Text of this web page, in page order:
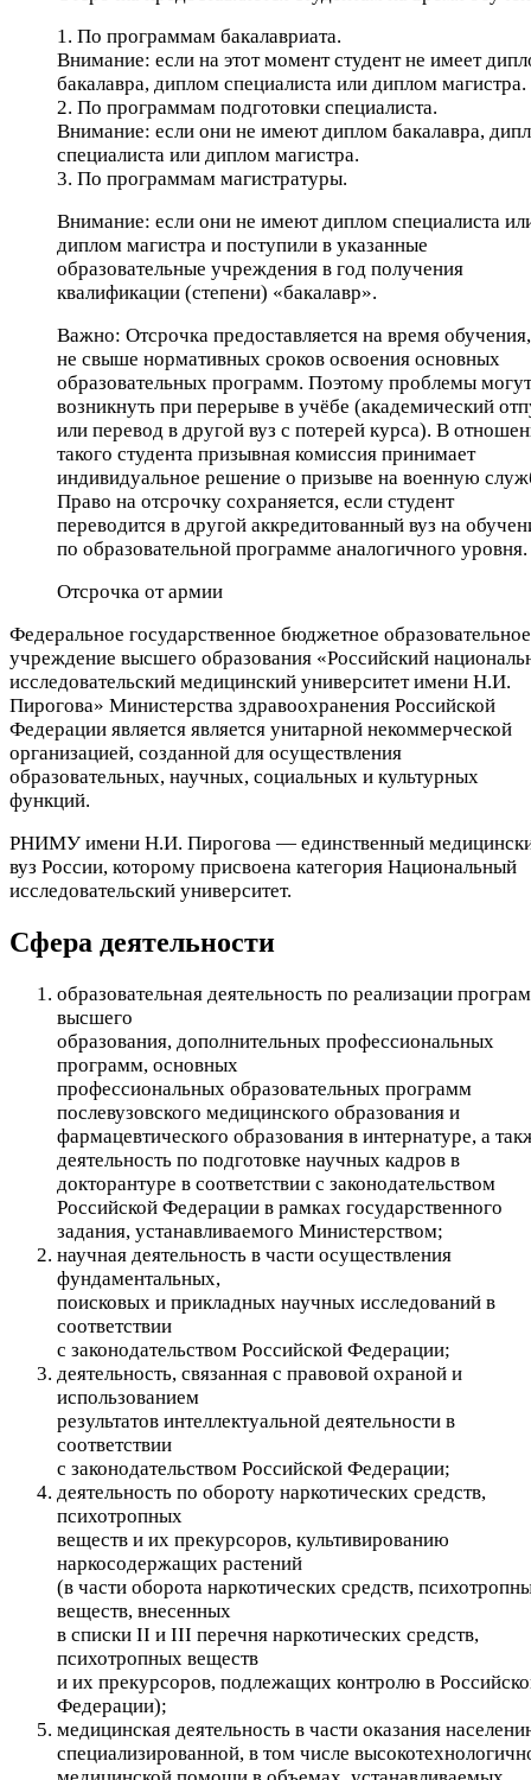
1. По программам бакалавриата.
Внимание: если на этот момент студент не имеет
бакалавра, диплом специалиста или диплом магистра.
2. По программам подготовки специалиста.
Внимание: если они не имеют диплом бакалавра,
специалиста или диплом магистра.
3. По программам магистратуры.
Внимание: если они не имеют диплом специалиста
диплом магистра и поступили в указанные
образовательные учреждения в год получения
квалификации (степени) «бакалавр».
Важно: Отсрочка предоставляется на время
не свыше нормативных сроков освоения основных
образовательных программ. Поэтому проблемы могут
возникнуть при перерыве в учёбе (академический
или перевод в другой вуз с потерей курса). В
такого студента призывная комиссия принимает
индивидуальное решение о призыве на военную
Право на отсрочку сохраняется, если студент
переводится в другой аккредитованный вуз на
по образовательной программе аналогичного уровня.
Отсрочка от армии
Федеральное государственное бюджетное образовательное
учреждение высшего образования «Российский
исследовательский медицинский университет имени Н.И.
Пирогова» Министерства здравоохранения Российской
Федерации является является унитарной некоммерческой
организацией, созданной для осуществления
образовательных, научных, социальных и культурных
функций.
РНИМУ имени Н.И. Пирогова — единственный
вуз России, которому присвоена категория Национальный
исследовательский университет.
Сфера деятельности
образовательная деятельность по реализации
высшего
образования, дополнительных профессиональных
программ, основных
профессиональных образовательных программ
послевузовского медицинского образования и
фармацевтического образования в интернатуре, а
деятельность по подготовке научных кадров в
докторантуре в соответствии с законодательством
Российской Федерации в рамках государственного
задания, устанавливаемого Министерством;
научная деятельность в части осуществления
фундаментальных,
поисковых и прикладных научных исследований в
соответствии
с законодательством Российской Федерации;
деятельность, связанная с правовой охраной и
использованием
результатов интеллектуальной деятельности в
соответствии
с законодательством Российской Федерации;
деятельность по обороту наркотических средств,
психотропных
веществ и их прекурсоров, культивированию
наркосодержащих растений
(в части оборота наркотических средств,
веществ, внесенных
в списки II и III перечня наркотических средств,
психотропных веществ
и их прекурсоров, подлежащих контролю в
Федерации);
медицинская деятельность в части оказания
специализированной, в том числе